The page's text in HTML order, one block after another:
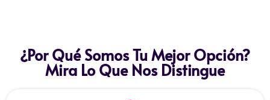
¿Por Qué Somos Tu Mejor Opción?
Mira Lo Que Nos Distingue